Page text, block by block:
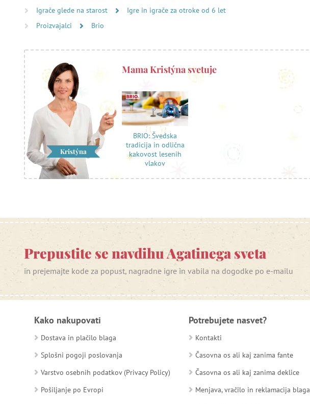
Igrače glede na starost
Igre in igrače za otroke od 6 let
Proizvajalci
Brio
Kristýna
Mama Kristýna svetuje
BRIO: Švedska
tradicija in odlična
kakovost lesenih
vlakov
Prepustite se navdihu Agatinega sveta
in prejemajte kode za popust, nagradne igre in vabila na dogodke po e-mailu
Kako nakupovati
Dostava in plačilo blaga
Splošni pogoji poslovanja
Varstvo osebnih podatkov (Privacy Policy)
Pošiljanje po Evropi
Potrebujete nasvet?
Kontakti
Časovna os ali kaj zanima fante
Časovna os ali kaj zanima deklice
Menjava, vračilo in reklamacija blaga